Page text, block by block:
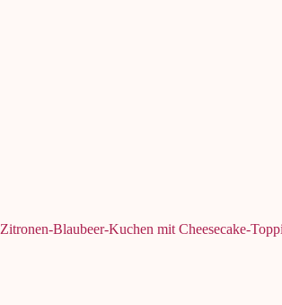
Zitronen-Blaubeer-Kuchen mit Cheesecake-